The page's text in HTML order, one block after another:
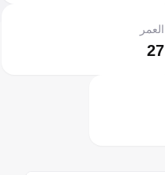
27
العمر